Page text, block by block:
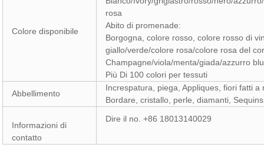
Colore disponibile
rosa
Abito di promenade:
Borgogna, colore rosso, colore rosso di
giallo/verde/colore rosa/colore rosa del
Champagne/viola/menta/giada/azzurro
Più Di 100 colori per tessuti
Abbellimento
Increspatura, piega, Appliques, fiori fatti a
Bordare, cristallo, perle, diamanti, Sequins
Informazioni di
contatto
Dire il no. +86 18013140029